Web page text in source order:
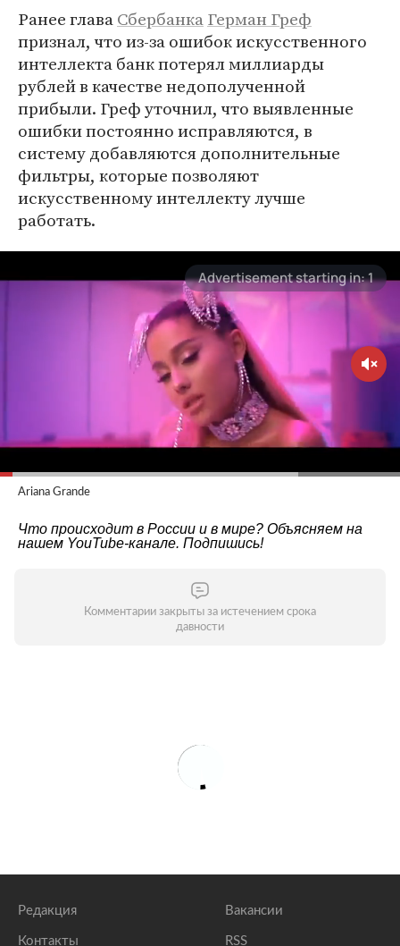
Ранее главаСбербанкаГерман Греф
признал, что из-за ошибок искусственного
интеллекта банк потерял миллиарды
рублей в качестве недополученной
прибыли. Греф уточнил, что выявленные
ошибки постоянно исправляются, в
систему добавляются дополнительные
фильтры, которые позволяют
искусственному интеллекту лучше
работать.
Ariana Grande
Что происходит в России и в мире? Объясняем на
нашем YouTube-канале. Подпишись!
Комментарии закрыты за истечением срока
давности
Редакция
Контакты
Вакансии
RSS